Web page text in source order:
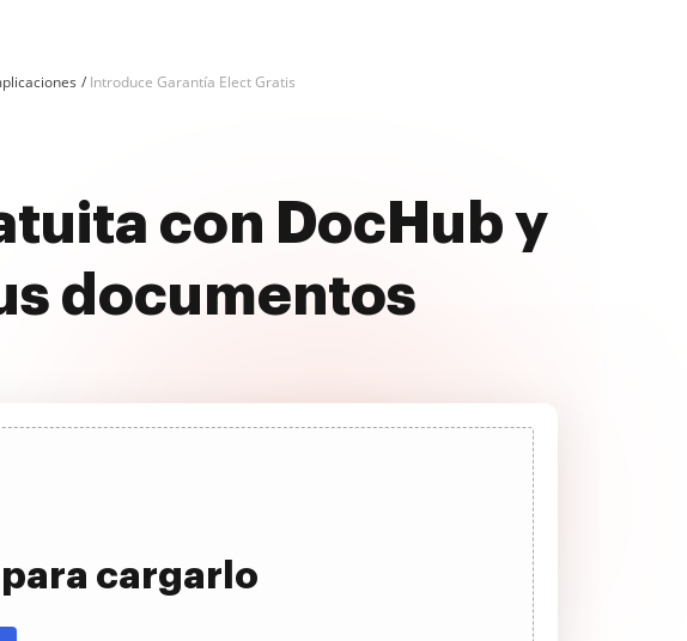
Introduce Garantía Elect Gratis
con DocHub y
documentos
cargarlo